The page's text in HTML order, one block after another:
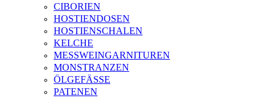
CIBORIEN
HOSTIENDOSEN
HOSTIENSCHALEN
KELCHE
MESSWEINGARNITUREN
MONSTRANZEN
ÖLGEFÄSSE
PATENEN